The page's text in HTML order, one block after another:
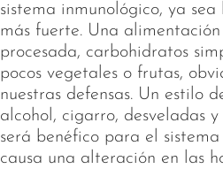
sistema inmunológico, ya
más fuerte. Una
procesada, carbohidratos
pocos vegetales o frutas,
nuestras defensas. Un estilo
alcohol, cigarro, desveladas
será benéfico para el
causa una alteración en las